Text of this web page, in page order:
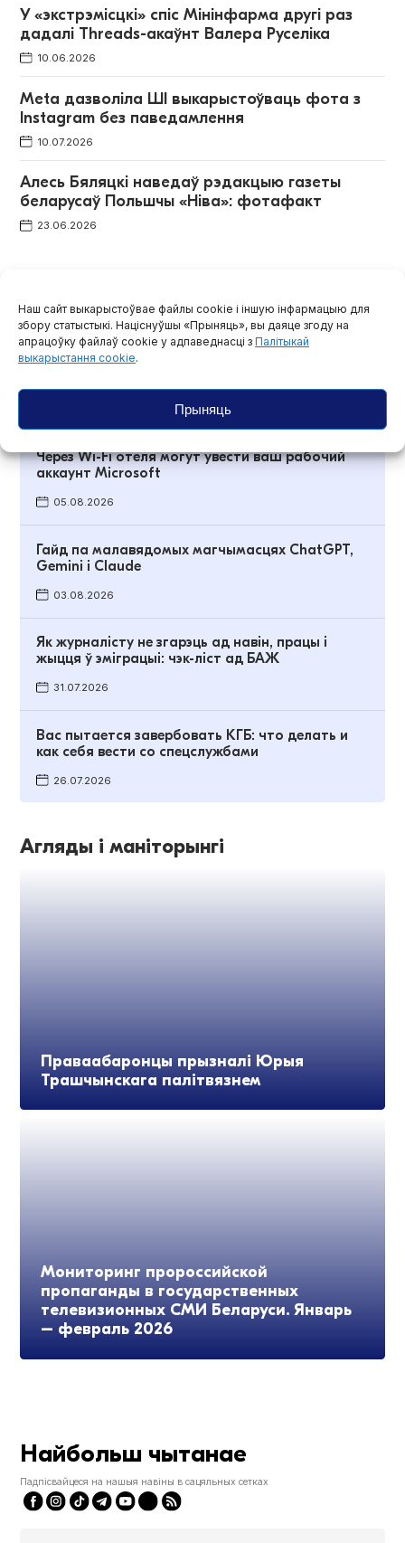
Наш сайт выкарыстоўвае файлы cookie і іншую інфармацыю для
збору статыстыкі. Націснуўшы «Прыняць», вы даяце згоду на
апрацоўку файлаў cookie у адпаведнасці з Палітыкай
выкарыстання cookie.
Прыняць
У «экстрэмісцкі» спіс Мінінфарма другі раз
дадалі Threads-акаўнт Валера Руселіка
10.06.2026
Meta дазволіла ШІ выкарыстоўваць фота з
Instagram без паведамлення
10.07.2026
Алесь Бяляцкі наведаў рэдакцыю газеты
беларусаў Польшчы «Ніва»: фотафакт
23.06.2026
Какие способы выявления ИИ-текста
существуют и где заканчиваются их
Через Wi-Fi отеля могут увести ваш рабочий
аккаунт Microsoft
05.08.2026
Гайд па малавядомых магчымасцях ChatGPT,
Gemini і Claude
03.08.2026
Як журналісту не згарэць ад навін, працы і
жыцця ў эміграцыі: чэк-ліст ад БАЖ
31.07.2026
Вас пытается завербовать КГБ: что делать и
как себя вести со спецслужбами
26.07.2026
Агляды і маніторынгі
Праваабаронцы прызналі Юрыя
Трашчынскага палітвязнем
Мониторинг пророссийской
пропаганды в государственных
телевизионных СМИ Беларуси. Январь
– февраль 2026
Найбольш чытанае
Падпісвайцеся на нашыя навіны в сацяльных сетках